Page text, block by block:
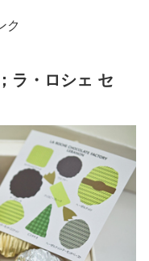
ク
ラ・ロシェ セ